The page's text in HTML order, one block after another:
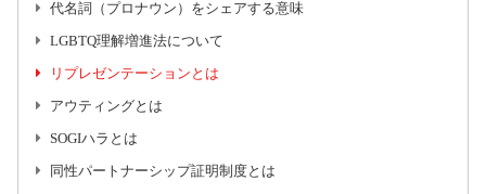
代名詞（プロナウン）をシェアする意味
LGBTQ理解増進法について
リプレゼンテーションとは
アウティングとは
SOGIハラとは
同性パートナーシップ証明制度とは